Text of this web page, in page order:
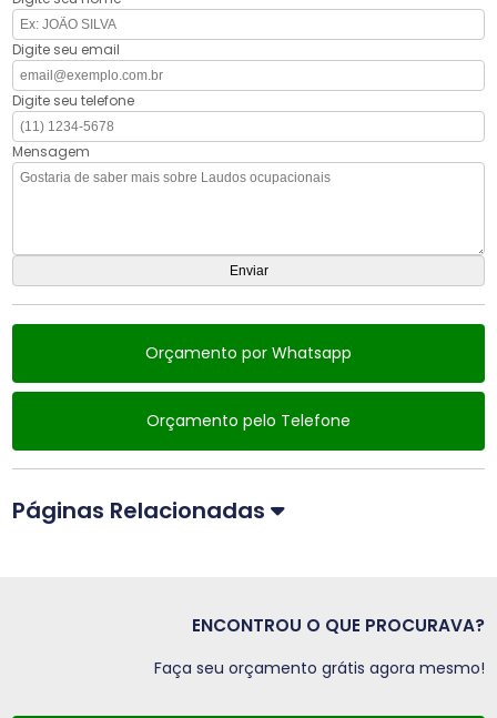
Digite seu email
Digite seu telefone
Mensagem
Orçamento por Whatsapp
Orçamento pelo Telefone
Páginas Relacionadas
ENCONTROU O QUE PROCURAVA?
Faça seu orçamento grátis agora mesmo!